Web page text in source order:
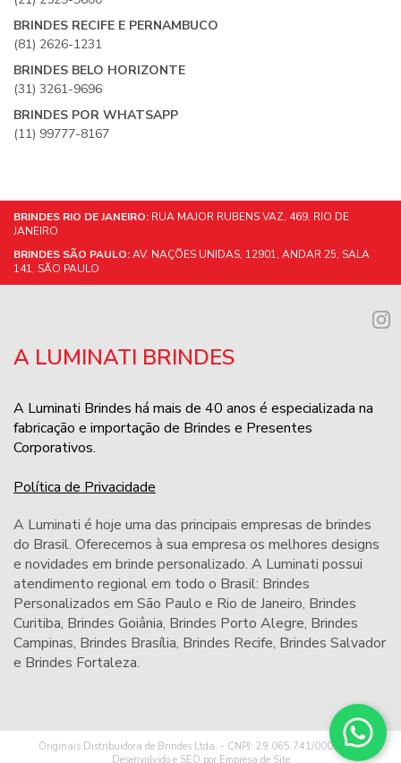
BRINDES RECIFE E PERNAMBUCO
(81) 2626-1231
BRINDES BELO HORIZONTE
(31) 3261-9696
BRINDES POR WHATSAPP
(11) 99777-8167
BRINDES RIO DE JANEIRO: RUA MAJOR RUBENS VAZ, 469, RIO DE
JANEIRO
BRINDES SÃO PAULO:AV. NAÇÕES UNIDAS, 12901, ANDAR 25, SALA
141, SÃO PAULO
A LUMINATI BRINDES
A Luminati Brindes há mais de 40 anos é especializada na
fabricação e importação de Brindes e Presentes
Corporativos.
Política de Privacidade
A Luminati é hoje uma das principais empresas de brindes
do Brasil. Oferecemos à sua empresa os melhores designs
e novidades em brinde personalizado. A Luminati possui
atendimento regional em todo o Brasil: Brindes
Personalizados em São Paulo e Rio de Janeiro, Brindes
Curitiba, Brindes Goiânia, Brindes Porto Alegre, Brindes
Campinas, Brindes Brasília, Brindes Recife, Brindes Salvador
e Brindes Fortaleza.
Originais Distribuidora de Brindes Ltda. - CNPJ: 29.065.741/0001-32 -
Desenvolvido e SEO por Empresa de Site